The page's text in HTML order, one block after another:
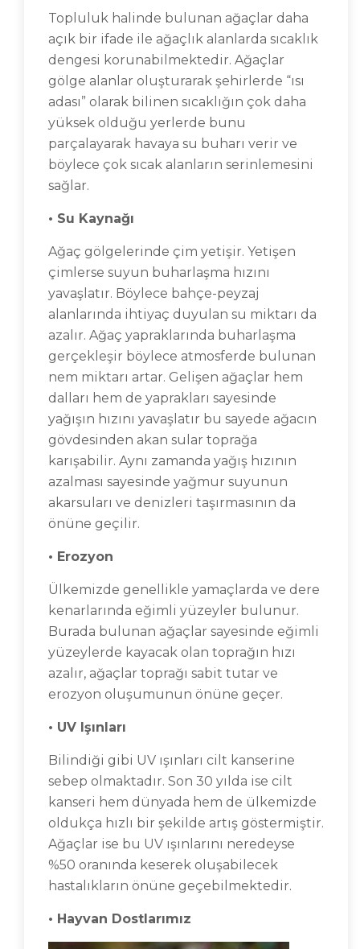
Topluluk halinde bulunan ağaçlar daha
açık bir ifade ile ağaçlık alanlarda sıcaklık
dengesi korunabilmektedir. Ağaçlar
gölge alanlar oluşturarak şehirlerde “ısı
adası” olarak bilinen sıcaklığın çok daha
yüksek olduğu yerlerde bunu
parçalayarak havaya su buharı verir ve
böylece çok sıcak alanların serinlemesini
sağlar.
• Su Kaynağı
Ağaç gölgelerinde çim yetişir. Yetişen
çimlerse suyun buharlaşma hızını
yavaşlatır. Böylece bahçe-peyzaj
alanlarında ihtiyaç duyulan su miktarı da
azalır. Ağaç yapraklarında buharlaşma
gerçekleşir böylece atmosferde bulunan
nem miktarı artar. Gelişen ağaçlar hem
dalları hem de yaprakları sayesinde
yağışın hızını yavaşlatır bu sayede ağacın
gövdesinden akan sular toprağa
karışabilir. Aynı zamanda yağış hızının
azalması sayesinde yağmur suyunun
akarsuları ve denizleri taşırmasının da
önüne geçilir.
• Erozyon
Ülkemizde genellikle yamaçlarda ve dere
kenarlarında eğimli yüzeyler bulunur.
Burada bulunan ağaçlar sayesinde eğimli
yüzeylerde kayacak olan toprağın hızı
azalır, ağaçlar toprağı sabit tutar ve
erozyon oluşumunun önüne geçer.
• UV Işınları
Bilindiği gibi UV ışınları cilt kanserine
sebep olmaktadır. Son 30 yılda ise cilt
kanseri hem dünyada hem de ülkemizde
oldukça hızlı bir şekilde artış göstermiştir.
Ağaçlar ise bu UV ışınlarını neredeyse
%50 oranında keserek oluşabilecek
hastalıkların önüne geçebilmektedir.
• Hayvan Dostlarımız